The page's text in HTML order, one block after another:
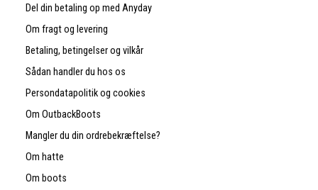
Del din betaling op med Anyday
Om fragt og levering
Betaling, betingelser og vilkår
Sådan handler du hos os
Persondatapolitik og cookies
Om OutbackBoots
Mangler du din ordrebekræftelse?
Om hatte
Om boots